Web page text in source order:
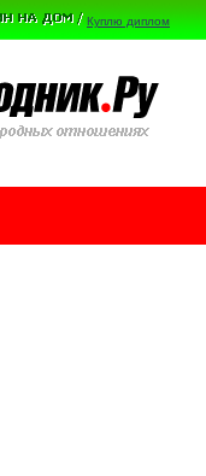
Куплю диплом